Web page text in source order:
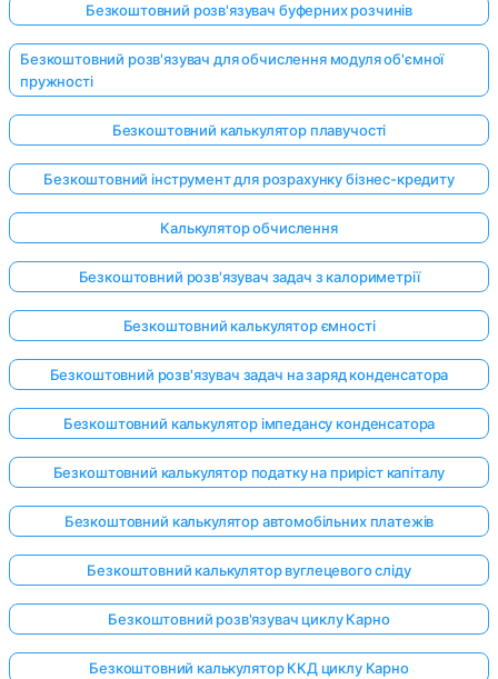
Безкоштовний розв'язувач буферних розчинів
Безкоштовний розв'язувач для обчислення модуля об'ємної
пружності
Безкоштовний калькулятор плавучості
Безкоштовний інструмент для розрахунку бізнес-кредиту
Калькулятор обчислення
Безкоштовний розв'язувач задач з калориметрії
Безкоштовний калькулятор ємності
Безкоштовний розв'язувач задач на заряд конденсатора
Безкоштовний калькулятор імпедансу конденсатора
Безкоштовний калькулятор податку на приріст капіталу
Безкоштовний калькулятор автомобільних платежів
Безкоштовний калькулятор вуглецевого сліду
Безкоштовний розв'язувач циклу Карно
Безкоштовний калькулятор ККД циклу Карно